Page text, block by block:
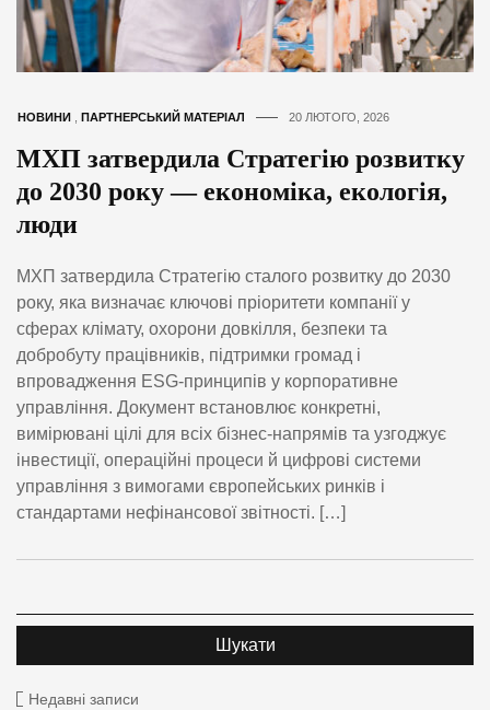
НОВИНИ ПАРТНЕРСЬКИЙ МАТЕРІАЛ 20 ЛЮТОГО, 2026
МХП затвердила Стратегію розвитку
до 2030 року — економіка, екологія,
люди
МХП затвердила Стратегію сталого розвитку до 2030
року, яка визначає ключові пріоритети компанії у
сферах клімату, охорони довкілля, безпеки та
добробуту працівників, підтримки громад і
впровадження ESG-принципів у корпоративне
управління. Документ встановлює конкретні,
вимірювані цілі для всіх бізнес-напрямів та узгоджує
інвестиції, операційні процеси й цифрові системи
управління з вимогами європейських ринків і
стандартами нефінансової звітності. […]
Недавні записи